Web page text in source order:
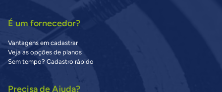
É um fornecedor?
Vantagens em cadastrar
Veja as opções de planos
Sem tempo? Cadastro rápido
Precisa de Ajuda?